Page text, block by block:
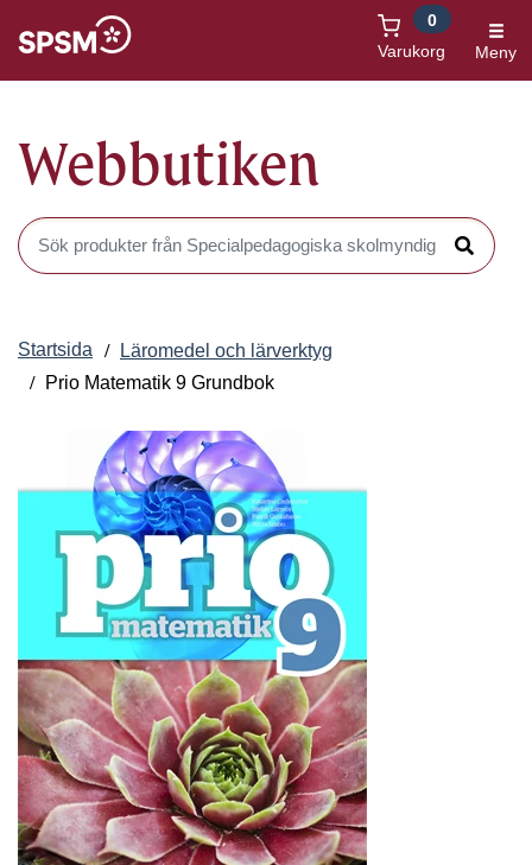
Varukorg
0
Meny
Webbutiken
Sök produkter i Webbutiken
Sök
Startsida
Läromedel och lärverktyg
Prio Matematik 9 Grundbok